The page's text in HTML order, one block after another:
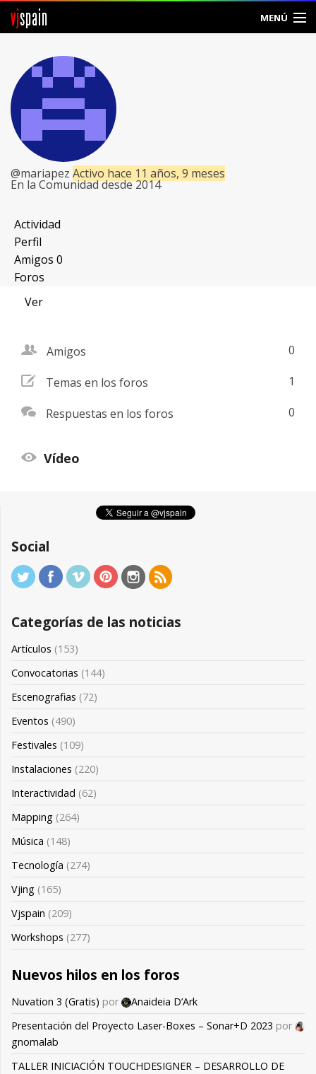
vjspain MENÚ
Foros
Noticias
Vjspain
Ayuda
Contacto
Entrar
@mariapez Activo hace 11 años, 9 meses
En la Comunidad desde 2014
Actividad
Perfil
Amigos 0
Foros
Ver
friend Amigos 0
addnew Temas en los foros 1
comments Respuestas en los foros 0
view Vídeo
Social
Categorías de las noticias
Artículos (153)
Convocatorias (144)
Escenografias (72)
Eventos (490)
Festivales (109)
Instalaciones (220)
Interactividad (62)
Mapping (264)
Música (148)
Tecnología (274)
Vjing (165)
Vjspain (209)
Workshops (277)
Nuevos hilos en los foros
Nuvation 3 (Gratis) por
Anaideia D’Ark
Presentación del Proyecto Laser-Boxes – Sonar+D 2023 por
gnomalab
TALLER INICIACIÓN TOUCHDESIGNER – DESARROLLO DE